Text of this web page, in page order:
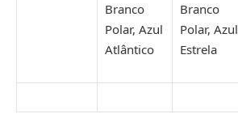
Branco
Polar, Azul
Atlântico
Branco
Polar, Azul
Estrela